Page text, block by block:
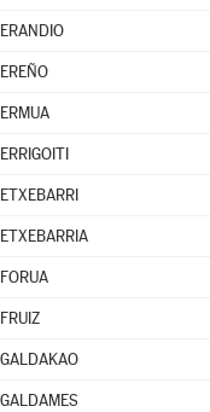
ERANDIO
EREÑO
ERMUA
ERRIGOITI
ETXEBARRI
ETXEBARRIA
FORUA
FRUIZ
GALDAKAO
GALDAMES